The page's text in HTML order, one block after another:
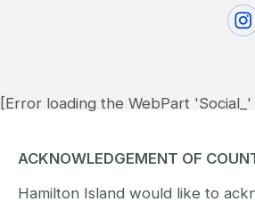
[Error loading the WebPart
ACKNOWLEDGEMENT OF
Hamilton Island would like to